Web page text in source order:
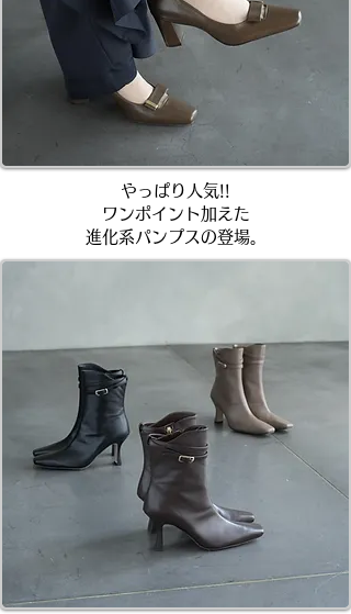
やっぱり人気!!
ワンポイント加えた
進化系パンプスの登場。